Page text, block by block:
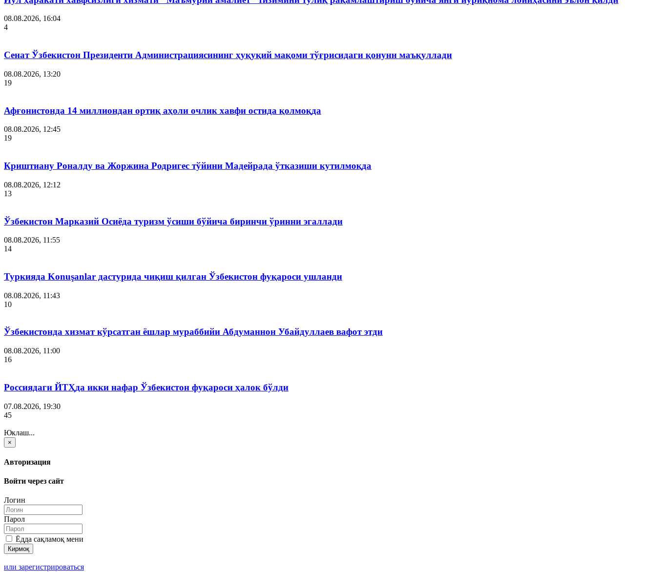
08.08.2026, 16:04
4
Сенат Ўзбекистон Президенти Администрациясининг ҳуқуқий мақоми тўғрисидаги қонунн маъқуллади
08.08.2026, 13:20
19
Афғонистонда 14 миллиондан ортиқ аҳоли очлик хавфи остида қолмоқда
08.08.2026, 12:45
19
Криштиану Роналду ва Жоржина Родригес тўйини Мадейрада ўтказиши кутилмоқда
08.08.2026, 12:12
13
Ўзбекистон Марказий Осиёда туризм ўсиши бўйича биринчи ўринни эгаллади
08.08.2026, 11:55
14
Туркияда Konuşanlar дастурида чиқиш қилган Ўзбекистон фуқароси ушланди
08.08.2026, 11:43
10
Ўзбекистонда хизмат кўрсатган ёшлар мураббийи Абдуманнон Убайдуллаев вафот этди
08.08.2026, 11:00
16
Россиядаги ЙТҲда икки нафар Ўзбекистон фуқароси ҳалок бўлди
07.08.2026, 19:30
45
Юклаш...
×
Авторизация
Войти через сайт
Логин
Парол
Ёдда сақламоқ мени
или зарегистрироваться